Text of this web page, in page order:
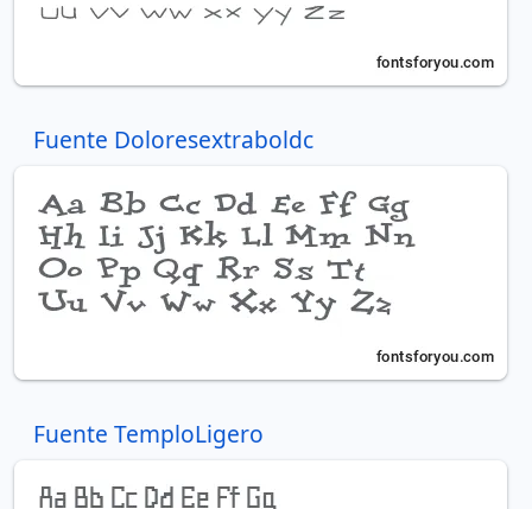
Fuente Doloresextraboldc
Fuente TemploLigero